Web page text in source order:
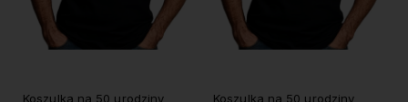
Koszulka na 50 urodziny
Koszulka na 50 urodziny